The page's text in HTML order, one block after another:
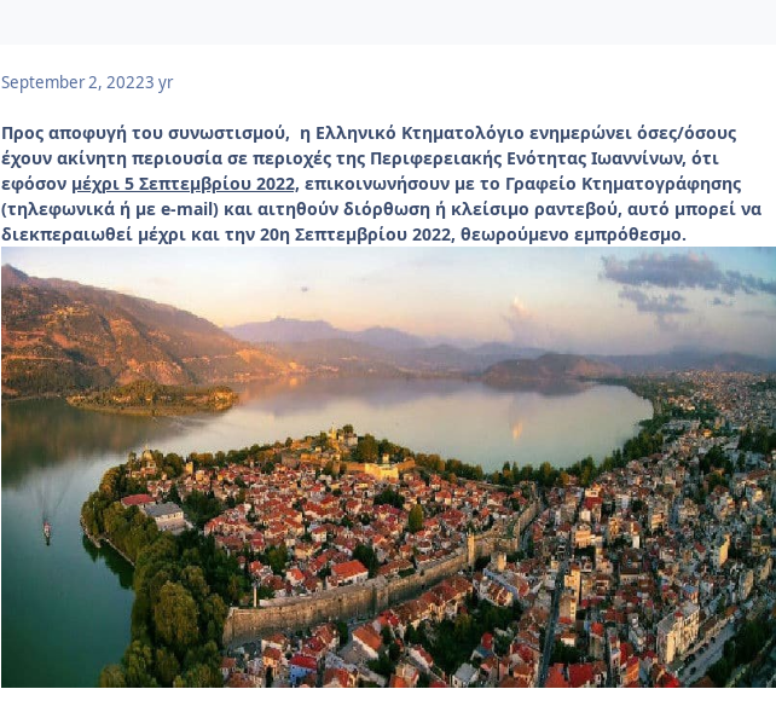
September 2, 20223 yr
Προς αποφυγή του συνωστισμού, η Ελληνικό Κτηματολόγιο ενημερώνει όσες/όσους
έχουν ακίνητη περιουσία σε περιοχές της Περιφερειακής Ενότητας Ιωαννίνων, ότι
εφόσον μέχρι 5 Σεπτεμβρίου 2022, επικοινωνήσουν με το Γραφείο Κτηματογράφησης
(τηλεφωνικά ή με e-mail) και αιτηθούν διόρθωση ή κλείσιμο ραντεβού, αυτό μπορεί να
διεκπεραιωθεί μέχρι και την 20η Σεπτεμβρίου 2022, θεωρούμενο εμπρόθεσμο.